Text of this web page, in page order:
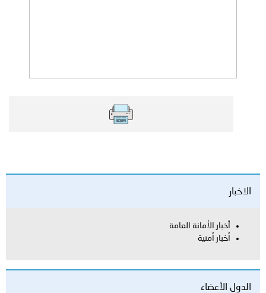
الاخبار
أخبار الأمانة العامة
أخبار أمنية
الدول الأعضاء